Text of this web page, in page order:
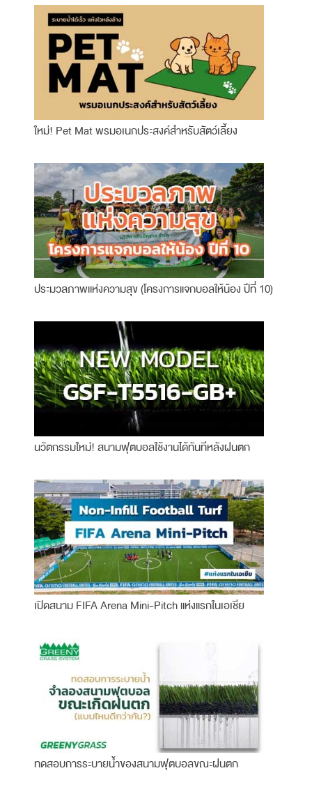
ใหม่! Pet Mat พรมอเนกประสงค์สำหรับสัตว์เลี้ยง
ประมวลภาพแห่งความสุข (โครงการแจกบอลให้น้อง ปีที่ 10)
นวัตกรรมใหม่! สนามฟุตบอลใช้งานได้ทันทีหลังฝนตก
เปิดสนาม FIFA Arena Mini-Pitch แห่งแรกในเอเชีย
ทดสอบการระบายน้ำของสนามฟุตบอลขณะฝนตก